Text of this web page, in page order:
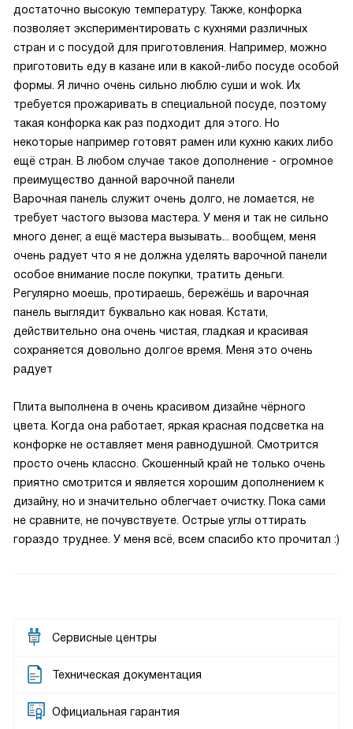
достаточно высокую температуру. Также, конфорка
позволяет экспериментировать с кухнями различных
стран и с посудой для приготовления. Например, можно
приготовить еду в казане или в какой-либо посуде особой
формы. Я лично очень сильно люблю суши и wok. Их
требуется прожаривать в специальной посуде, поэтому
такая конфорка как раз подходит для этого. Но
некоторые например готовят рамен или кухню каких либо
ещё стран. В любом случае такое дополнение - огромное
преимущество данной варочной панели
Варочная панель служит очень долго, не ломается, не
требует частого вызова мастера. У меня и так не сильно
много денег, а ещё мастера вызывать... вообщем, меня
очень радует что я не должна уделять варочной панели
особое внимание после покупки, тратить деньги.
Регулярно моешь, протираешь, бережёшь и варочная
панель выглядит буквально как новая. Кстати,
действительно она очень чистая, гладкая и красивая
сохраняется довольно долгое время. Меня это очень
радует
Плита выполнена в очень красивом дизайне чёрного
цвета. Когда она работает, яркая красная подсветка на
конфорке не оставляет меня равнодушной. Смотрится
просто очень классно. Скошенный край не только очень
приятно смотрится и является хорошим дополнением к
дизайну, но и значительно облегчает очистку. Пока сами
не сравните, не почувствуете. Острые углы оттирать
гораздо труднее. У меня всё, всем спасибо кто прочитал :)
Сервисные центры
Техническая документация
Официальная гарантия